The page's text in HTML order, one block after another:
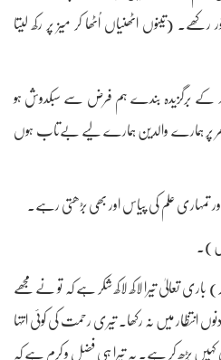
(تینوں اٹھنیاں اُٹھا کر میز پر رکھ لیتا
کے برگزیدہ بندے ہم فرض سے سبکدوش ہو
پر ہمارے والدین ہمارے لیے بےتاب ہوں
تمہاری علم کی پیاس اور بھی بڑھتی رہے۔
تعالیٰ تیرا لاکھ لاکھ شکر ہے کہ تو نے مجھے
میں نہ رکھا۔ تیری رحمت کی کوئی انتہا
بڑھ کر ہے۔ یہ تیرا ہی فضل و کرم ہے کہ